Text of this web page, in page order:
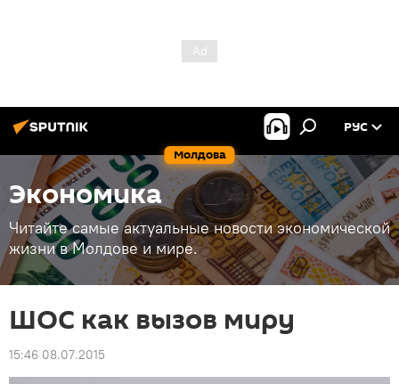
Молдова
РУС
Экономика
Читайте самые актуальные новости экономической
жизни в Молдове и мире.
ШОС как вызов миру
15:46 08.07.2015